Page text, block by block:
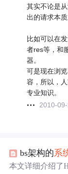
其实不论是
出的请求本
比如可以在
者res等，和
器。
可是现在浏
容，所以，
专业知识。
2010-
bs架构的系
本文详细介绍了